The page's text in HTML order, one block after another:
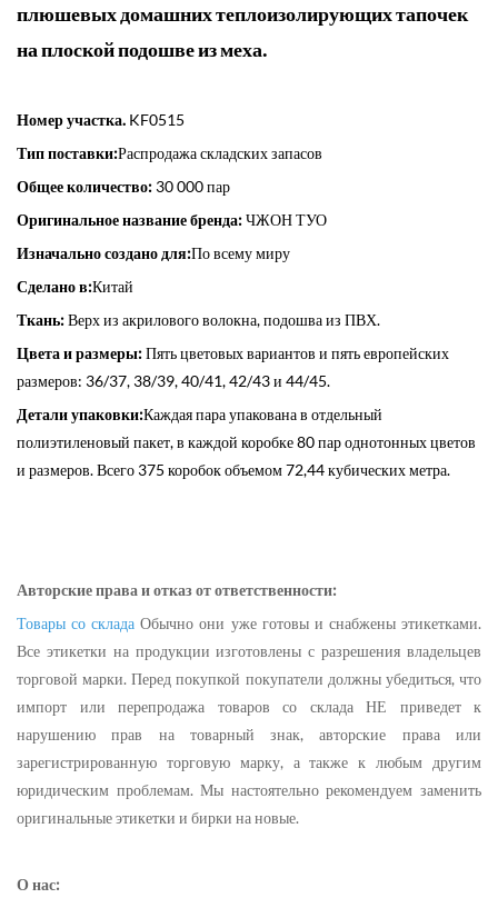
плюшевых домашних теплоизолирующих тапочек
на плоской подошве из меха.
Номер участка. KF0515
Тип поставки:Распродажа складских запасов
Общее количество: 30 000 пар
Оригинальное название бренда:ЧЖОН ТУО
Изначально создано для:По всему миру
Сделано в:Китай
Ткань:Верх из акрилового волокна, подошва из ПВХ.
Цвета и размеры:Пять цветовых вариантов и пять европейских
размеров: 36/37, 38/39, 40/41, 42/43 и 44/45.
Детали упаковки:Каждая пара упакована в отдельный
полиэтиленовый пакет, в каждой коробке 80 пар однотонных цветов
и размеров. Всего 375 коробок объемом 72,44 кубических метра.
Авторские права и отказ от ответственности:
Товары со склада Обычно они уже готовы и снабжены этикетками.
Все этикетки на продукции изготовлены с разрешения владельцев
торговой марки. Перед покупкой покупатели должны убедиться, что
импорт или перепродажа товаров со склада НЕ приведет к
нарушению прав на товарный знак, авторские права или
зарегистрированную торговую марку, а также к любым другим
юридическим проблемам. Мы настоятельно рекомендуем заменить
оригинальные этикетки и бирки на новые.
О нас: